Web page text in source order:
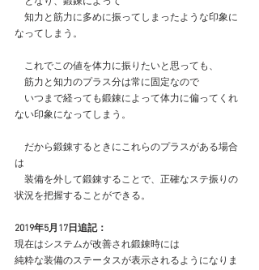
知力と筋力に多めに振ってしまったような印象に
なってしまう。
これでこの値を体力に振りたいと思っても、
筋力と知力のプラス分は常に固定なので
いつまで経っても鍛錬によって体力に偏ってくれ
ない印象になってしまう。
だから鍛錬するときにこれらのプラスがある場合
は
装備を外して鍛錬することで、正確なステ振りの
状況を把握することができる。
2019年5月17日追記：
現在はシステムが改善され鍛錬時には
純粋な装備のステータスが表示されるようになりま